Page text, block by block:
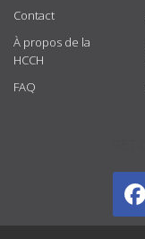
Contact
À propos de la
HCCH
FAQ